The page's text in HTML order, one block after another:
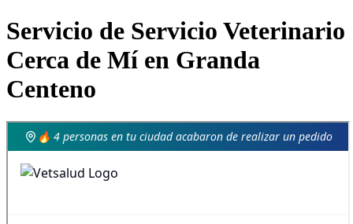
Servicio de Servicio Veterinario
Cerca de Mí en Granda
Centeno